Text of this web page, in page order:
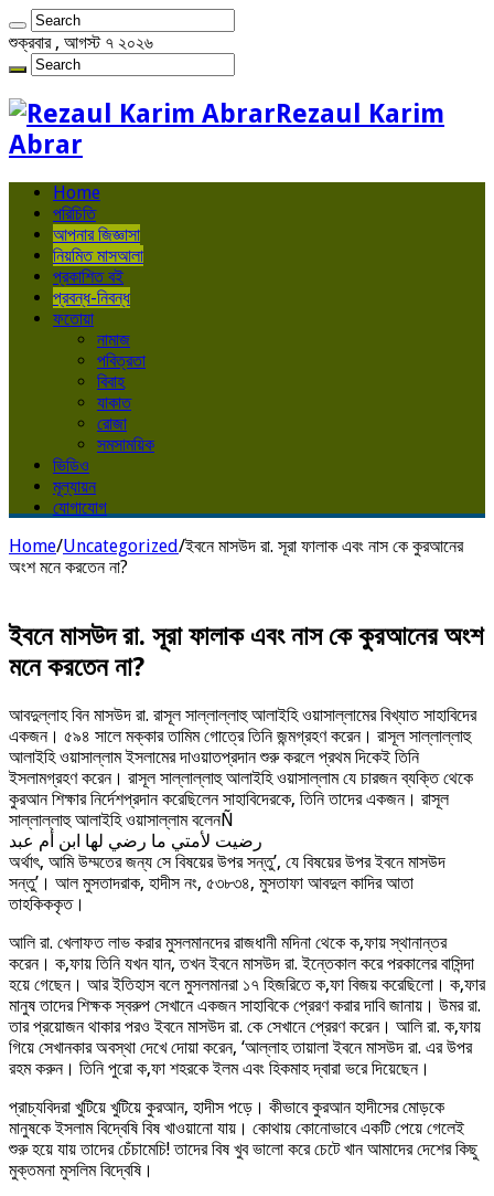
শুক্রবার , আগস্ট ৭ ২০২৬
Rezaul Karim
Abrar
Home
পরিচিতি
আপনার জিজ্ঞাসা
নিয়মিত মাসআলা
প্রকাশিত বই
প্রবন্ধ-নিবন্ধ
ফতোয়া
নামাজ
পবিত্রতা
বিবাহ
যাকাত
রোজা
সমসাময়িক
ভিডিও
মূল্যায়ন
যোগাযোগ
Home/Uncategorized/ইবনে মাসউদ রা. সূরা ফালাক এবং নাস কে কুরআনের
অংশ মনে করতেন না?
ইবনে মাসউদ রা. সূরা ফালাক এবং নাস কে কুরআনের অংশ
মনে করতেন না?
আবদুল্লাহ বিন মাসউদ রা. রাসূল সাল্লাল্লাহু আলাইহি ওয়াসাল্লামের বিখ্যাত সাহাবিদের
একজন। ৫৯৪ সালে মক্কার তামিম গোত্রে তিনি জন্মগ্রহণ করেন। রাসূল সাল্লাল্লাহু
আলাইহি ওয়াসাল্লাম ইসলামের দাওয়াতপ্রদান শুরু করলে প্রথম দিকেই তিনি
ইসলামগ্রহণ করেন। রাসূল সাল্লাল্লাহু আলাইহি ওয়াসাল্লাম যে চারজন ব্যক্তি থেকে
কুরআন শিক্ষার নির্দেশপ্রদান করেছিলেন সাহাবিদেরকে, তিনি তাদের একজন। রাসূল
সাল্লাল্লাহু আলাইহি ওয়াসাল্লাম বলেনÑ
رضيت لأمتي ما رضي لها ابن أم عبد
অর্থাৎ, আমি উম্মতের জন্য সে বিষয়ের উপর সন্তু’, যে বিষয়ের উপর ইবনে মাসউদ
সন্তু’। আল মুসতাদরাক, হাদীস নং, ৫৩৮৩৪, মুসতাফা আবদুল কাদির আতা
তাহকিককৃত।
আলি রা. খেলাফত লাভ করার মুসলমানদের রাজধানী মদিনা থেকে ক‚ফায় স্থানান্তর
করেন। ক‚ফায় তিনি যখন যান, তখন ইবনে মাসউদ রা. ইন্তেকাল করে পরকালের বাসিন্দা
হয়ে গেছেন। আর ইতিহাস বলে মুসলমানরা ১৭ হিজরিতে ক‚ফা বিজয় করেছিলো। ক‚ফার
মানুষ তাদের শিক্ষক স্বরুপ সেখানে একজন সাহাবিকে প্রেরণ করার দাবি জানায়। উমর রা.
তার প্রয়োজন থাকার পরও ইবনে মাসউদ রা. কে সেখানে প্রেরণ করেন। আলি রা. ক‚ফায়
গিয়ে সেখানকার অবস্থা দেখে দোয়া করেন, ‘আল্লাহ তায়ালা ইবনে মাসউদ রা. এর উপর
রহম করুন। তিনি পুরো ক‚ফা শহরকে ইলম এবং হিকমাহ দ্বারা ভরে দিয়েছেন।
প্রাচ্যবিদরা খুটিয়ে খুটিয়ে কুরআন, হাদীস পড়ে। কীভাবে কুরআন হাদীসের মোড়কে
মানুষকে ইসলাম বিদ্বেষি বিষ খাওয়ানো যায়। কোথায় কোনোভাবে একটি পেয়ে গেলেই
শুরু হয়ে যায় তাদের চেঁচামেচি! তাদের বিষ খুব ভালো করে চেটে খান আমাদের দেশের কিছু
মুক্তমনা মুসলিম বিদ্বেষি।